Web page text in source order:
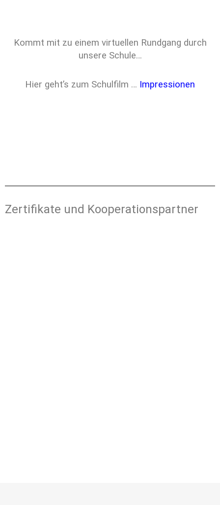
Kommt mit zu einem virtuellen Rundgang durch
unsere Schule…
Hier geht’s zum Schulfilm … Impressionen
Zertifikate und Kooperationspartner